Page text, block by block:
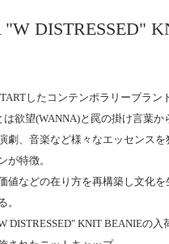
DISTRESSED"
したコンテンポラリーブラン
は欲望(WANNA)と罠の掛け言葉か
劇、音楽など様々なエッセンス
が特徴。
値などの在り方を再構築し文化を
。
DISTRESSED" KNIT BEANIEの入